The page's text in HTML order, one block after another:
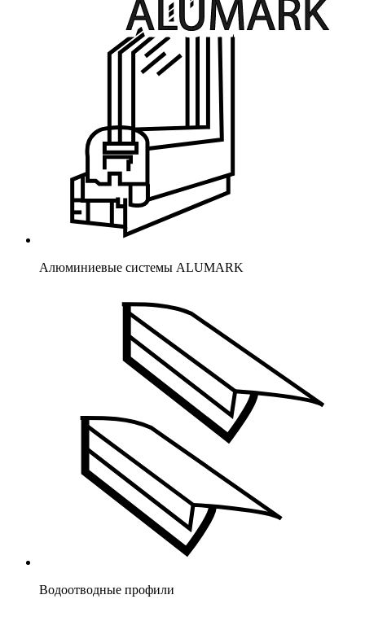
Алюминиевые системы ALUMARK
Водоотводные профили